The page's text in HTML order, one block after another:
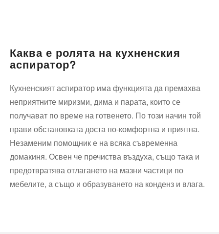
Каква е ролята на кухненския
аспиратор?
Кухненският аспиратор има функцията да премахва
неприятните миризми, дима и парата, които се
получават по време на готвенето. По този начин той
прави обстановката доста по-комфортна и приятна.
Незаменим помощник е на всяка съвременна
домакиня. Освен че пречиства въздуха, също така и
предотвратява отлагането на мазни частици по
мебелите, а също и образуването на конденз и влага.